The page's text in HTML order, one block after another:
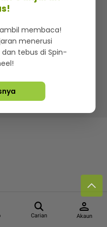
Carian
person
Akaun
Dasar Privasi
viral dan sensasi
Media Group Berhad
membaca!
menerusi
tebus di Spin-